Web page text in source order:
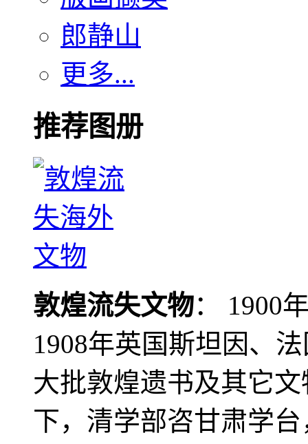
郎静山
更多...
推荐图册
敦煌流失文物： 1900
1908年英国斯坦因、
大批敦煌遗书及其它
下，清学部咨甘肃学